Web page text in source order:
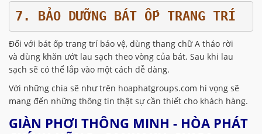
7. BẢO DƯỠNG BÁT ỐP TRANG TRÍ
Đối với bát ốp trang trí bảo vệ, dùng thang chữ A tháo rời
và dùng khăn ướt lau sạch theo vòng của bát. Sau khi lau
sạch sẽ có thể lắp vào một cách dễ dàng.
Với những chia sẽ như trên hoaphatgroups.com hi vọng sẽ
mang đến những thông tin thật sự cần thiết cho khách hàng.
GIÀN PHƠI THÔNG MINH - HÒA PHÁT